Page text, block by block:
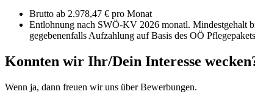
Brutto ab 2.978,47 € pro Monat
Entlohnung nach SWÖ-KV 2026 monatl. Mindestgehalt
gegebenenfalls Aufzahlung auf Basis des OÖ
Konnten wir Ihr/Dein Interesse
Wenn ja, dann freuen wir uns über Bewerbungen.